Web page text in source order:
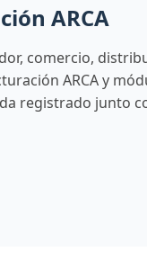
ARCA
comercio,
ARCA y
registrado junto